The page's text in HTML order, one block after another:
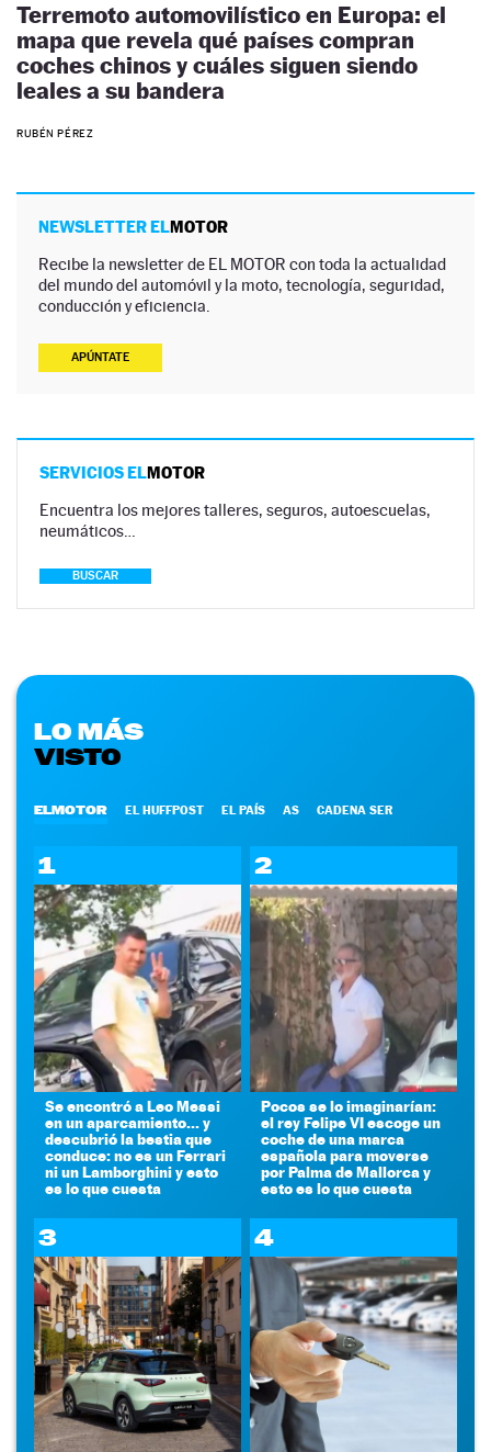
Terremoto automovilístico en Europa: el
mapa que revela qué países compran
coches chinos y cuáles siguen siendo
leales a su bandera
RUBÉN PÉREZ
NEWSLETTER ELMOTOR
Recibe la newsletter de EL MOTOR con toda la actualidad
del mundo del automóvil y la moto, tecnología, seguridad,
conducción y eficiencia.
APÚNTATE
SERVICIOS ELMOTOR
Encuentra los mejores talleres, seguros, autoescuelas,
neumáticos…
BUSCAR
LO MÁS
VISTO
ELMOTOR EL HUFFPOST EL PAÍS AS CADENA SER
1
Se encontró a Leo Messi
en un aparcamiento... y
descubrió la bestia que
conduce: no es un Ferrari
ni un Lamborghini y esto
es lo que cuesta
2
Pocos se lo imaginarían:
el rey Felipe VI escoge un
coche de una marca
española para moverse
por Palma de Mallorca y
esto es lo que cuesta
3 4